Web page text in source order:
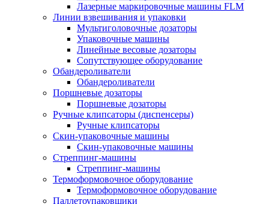
Лазерные маркировочные машины FLM
Линии взвешивания и упаковки
Мультиголовочные дозаторы
Упаковочные машины
Линейные весовые дозаторы
Сопутствующее оборудование
Обандероливатели
Обандероливатели
Поршневые дозаторы
Поршневые дозаторы
Ручные клипсаторы (диспенсеры)
Ручные клипсаторы
Скин-упаковочные машины
Скин-упаковочные машины
Стреппинг-машины
Стреппинг-машины
Термоформовочное оборудование
Термоформовочное оборудование
Паллетоупаковщики